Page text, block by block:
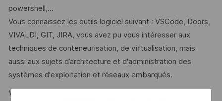
powershell,...
Vous connaissez les outils logiciel suivant : VSCode, Doors,
VIVALDI, GIT, JIRA, vous avez pu vous intéresser aux
techniques de conteneurisation, de virtualisation, mais
aussi aux sujets d’architecture et d'administration des
systèmes d'exploitation et réseaux embarqués.
Vous avez le goût du travail en équipe et du partage